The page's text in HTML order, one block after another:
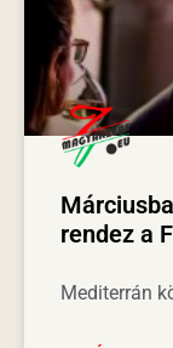
rendez a
Mediterrán